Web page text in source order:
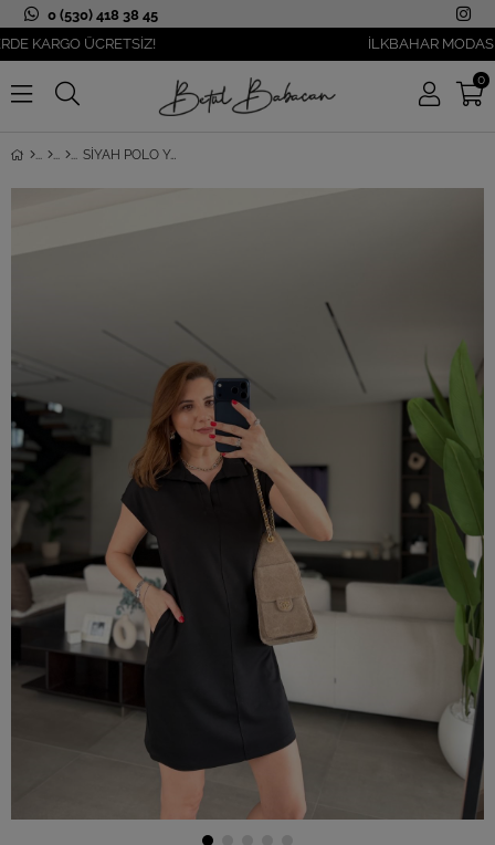
0 (530) 418 38 45
ÜCRETSİZ!
İLKBAHAR MODASI
0
SIYAH POLO YAKA ÇIMALI CEPLI ELBISE